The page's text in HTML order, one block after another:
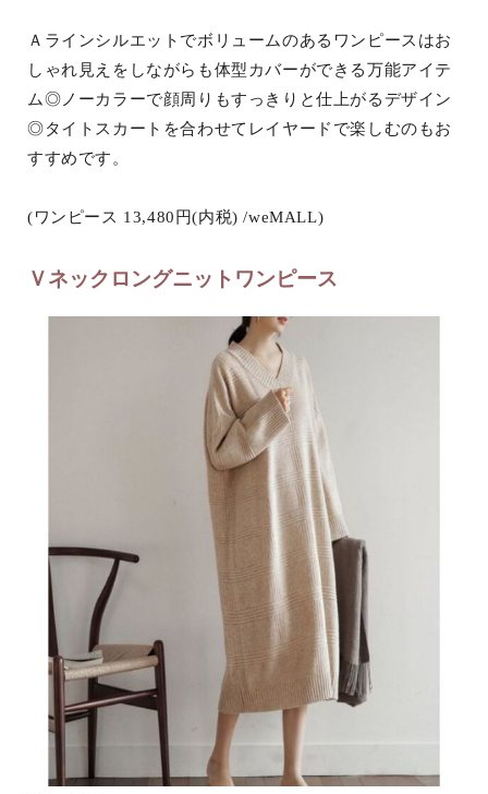
Ａラインシルエットでボリュームのあるワンピースはお
しゃれ見えをしながらも体型カバーができる万能アイテ
ム◎ノーカラーで顔周りもすっきりと仕上がるデザイン
◎タイトスカートを合わせてレイヤードで楽しむのもお
すすめです。
(ワンピース 13,480円(内税) /weMALL)
Ｖネックロングニットワンピース